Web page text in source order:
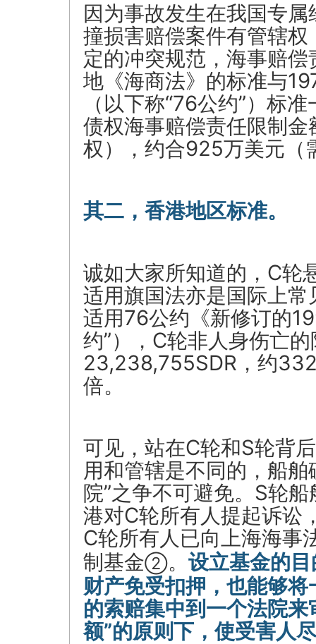
因为事故发生在我国专
撞损害赔偿案件有管辖
定的冲突规范，海事赔
地《海商法》的标准与
（以下称“76公约”）标
债权海事赔偿责任限制
权），约合925万美元（
其二，香港地区标准。
诚如大家所知道的，C轮
适用旗国法亦是国际上
适用76公约《新修订的
约”），C轮非人身伤亡
23,238,755SDR，约
倍。
可见，站在C轮和S轮背
用和管辖是不同的，船
院”之争不可避免。S轮
港对C轮所有人提起诉讼
C轮所有人已向上海海事
制基金②。 设立基金的
财产免受扣押，也能够
的索赔集中到一个法院
额”的原则下，使受害人